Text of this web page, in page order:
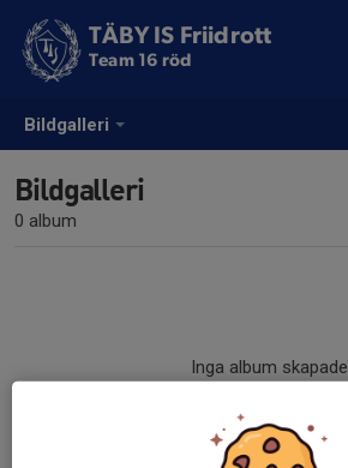
Bildgalleri
TÄBY IS Friidrott
Team 16 röd
Bildgalleri
0 album
Inga album skapade